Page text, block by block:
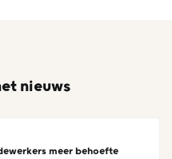
nieuws
meer behoefte